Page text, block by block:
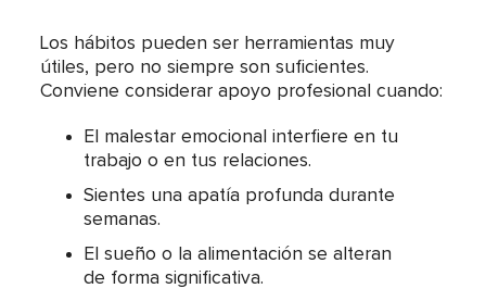
Los hábitos pueden ser herramientas muy
útiles, pero no siempre son suficientes.
Conviene considerar apoyo profesional cuando:
El malestar emocional interfiere en tu
trabajo o en tus relaciones.
Sientes una apatía profunda durante
semanas.
El sueño o la alimentación se alteran
de forma significativa.